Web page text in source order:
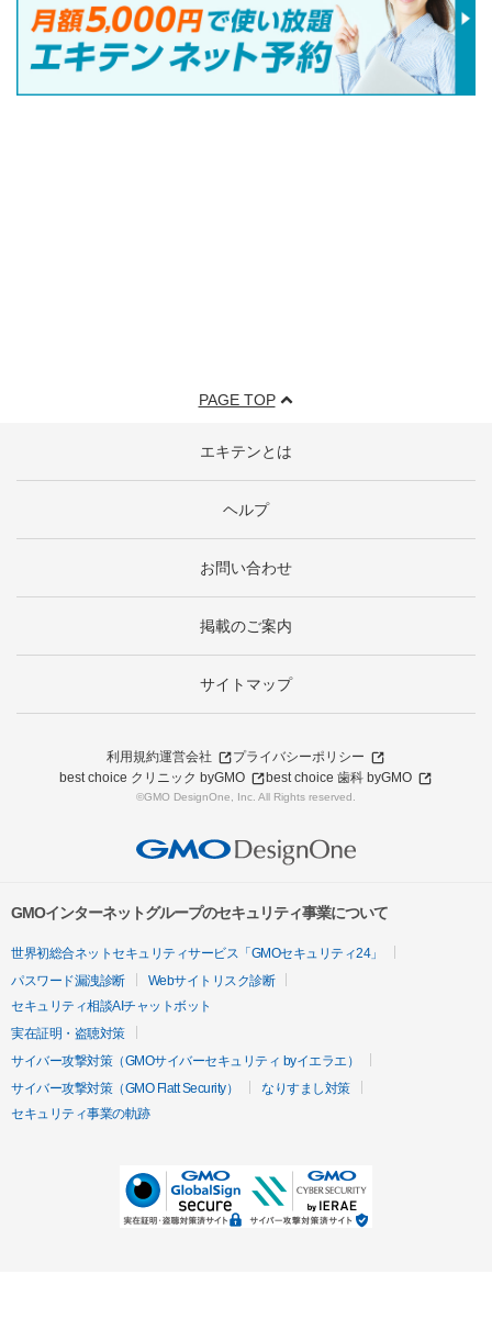
PAGE TOP
エキテンとは
ヘルプ
お問い合わせ
掲載のご案内
サイトマップ
利用規約運営会社
プライバシーポリシー
best choice クリニック byGMO
best choice 歯科 byGMO
©GMO DesignOne, Inc. All Rights reserved.
GMOインターネットグループのセキュリティ事業について
世界初総合ネットセキュリティサービス「GMOセキュリティ24」
パスワード漏洩診断
Webサイトリスク診断
セキュリティ相談AIチャットボット
実在証明・盗聴対策
サイバー攻撃対策（GMOサイバーセキュリティ byイエラエ）
サイバー攻撃対策（GMO Flatt Security）
なりすまし対策
セキュリティ事業の軌跡